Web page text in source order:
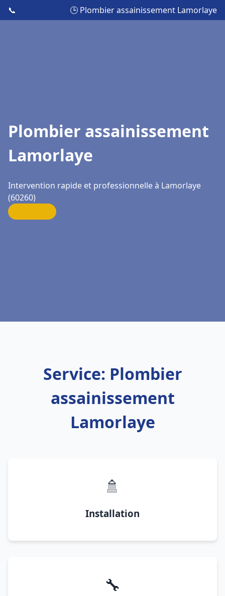
📞 🕒 Plombier assainissement Lamorlaye
Plombier assainissement
Lamorlaye
Intervention rapide et professionnelle à Lamorlaye
(60260)
Service: Plombier
assainissement
Lamorlaye
🚿
Installation
🔧